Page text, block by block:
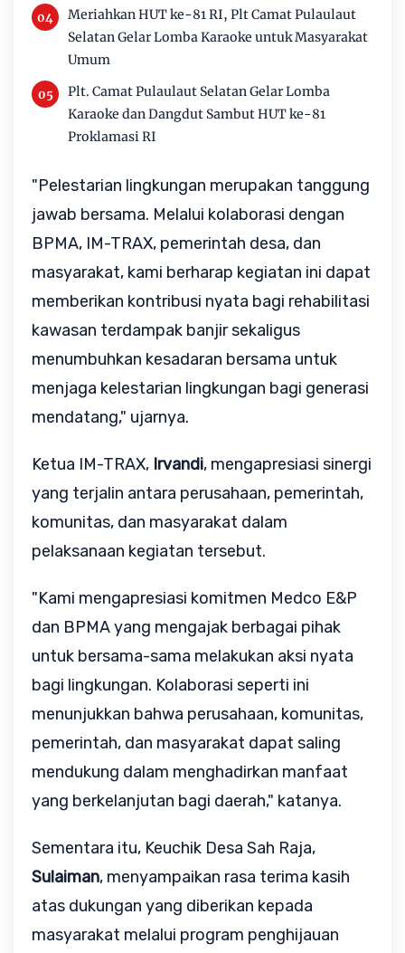
Meriahkan HUT ke-81 RI, Plt Camat Pulaulaut
Selatan Gelar Lomba Karaoke untuk Masyarakat
Umum
Plt. Camat Pulaulaut Selatan Gelar Lomba
Karaoke dan Dangdut Sambut HUT ke-81
Proklamasi RI
"Pelestarian lingkungan merupakan tanggung
jawab bersama. Melalui kolaborasi dengan
BPMA, IM-TRAX, pemerintah desa, dan
masyarakat, kami berharap kegiatan ini dapat
memberikan kontribusi nyata bagi rehabilitasi
kawasan terdampak banjir sekaligus
menumbuhkan kesadaran bersama untuk
menjaga kelestarian lingkungan bagi generasi
mendatang," ujarnya.
Ketua IM-TRAX, Irvandi, mengapresiasi sinergi
yang terjalin antara perusahaan, pemerintah,
komunitas, dan masyarakat dalam
pelaksanaan kegiatan tersebut.
"Kami mengapresiasi komitmen Medco E&P
dan BPMA yang mengajak berbagai pihak
untuk bersama-sama melakukan aksi nyata
bagi lingkungan. Kolaborasi seperti ini
menunjukkan bahwa perusahaan, komunitas,
pemerintah, dan masyarakat dapat saling
mendukung dalam menghadirkan manfaat
yang berkelanjutan bagi daerah," katanya.
Sulaiman, menyampaikan rasa terima kasih
atas dukungan yang diberikan kepada
masyarakat melalui program penghijauan